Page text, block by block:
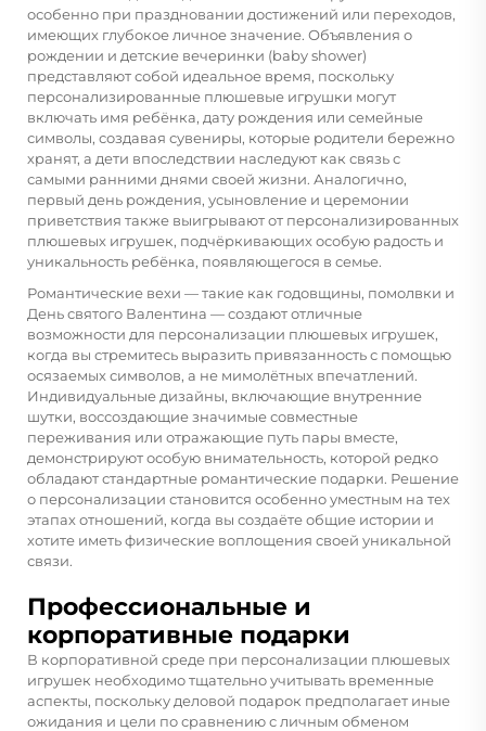
особенно при праздновании достижений или переходов,
имеющих глубокое личное значение. Объявления о
рождении и детские вечеринки (baby shower)
представляют собой идеальное время, поскольку
персонализированные плюшевые игрушки могут
включать имя ребёнка, дату рождения или семейные
символы, создавая сувениры, которые родители бережно
хранят, а дети впоследствии наследуют как связь с
самыми ранними днями своей жизни. Аналогично,
первый день рождения, усыновление и церемонии
приветствия также выигрывают от персонализированных
плюшевых игрушек, подчёркивающих особую радость и
уникальность ребёнка, появляющегося в семье.
Романтические вехи — такие как годовщины, помолвки и
День святого Валентина — создают отличные
возможности для персонализации плюшевых игрушек,
когда вы стремитесь выразить привязанность с помощью
осязаемых символов, а не мимолётных впечатлений.
Индивидуальные дизайны, включающие внутренние
шутки, воссоздающие значимые совместные
переживания или отражающие путь пары вместе,
демонстрируют особую внимательность, которой редко
обладают стандартные романтические подарки. Решение
о персонализации становится особенно уместным на тех
этапах отношений, когда вы создаёте общие истории и
хотите иметь физические воплощения своей уникальной
связи.
Профессиональные и
корпоративные подарки
В корпоративной среде при персонализации плюшевых
игрушек необходимо тщательно учитывать временные
аспекты, поскольку деловой подарок предполагает иные
ожидания и цели по сравнению с личным обменом